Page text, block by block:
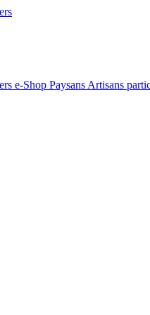
e-Shop Paysans Artisans